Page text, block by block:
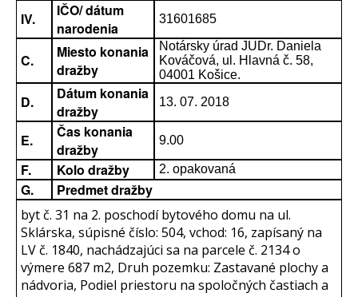
IV.
IČO/ dátum
narodenia
31601685
C.
Miesto konania
dražby
Notársky úrad JUDr. Daniela
Kováčová, ul. Hlavná č. 58,
04001 Košice.
D.
Dátum konania
dražby
13. 07. 2018
E.
Čas konania
dražby
9.00
F. Kolo dražby 2. opakovaná
G. Predmet dražby
byt č. 31 na 2. poschodí bytového domu na ul.
Sklárska, súpisné číslo: 504, vchod: 16, zapísaný na
LV č. 1840, nachádzajúci sa na parcele č. 2134 o
výmere 687 m2, Druh pozemku: Zastavané plochy a
nádvoria, Podiel priestoru na spoločných častiach a